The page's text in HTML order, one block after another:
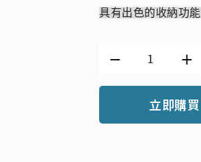
具有出色的收納功能
立即購買